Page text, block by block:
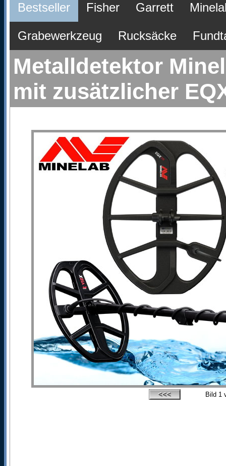
Bestseller Fisher Garrett
Grabewerkzeug Rucksäcke
Metalldetektor
mit zusätzlicher
Bild 1